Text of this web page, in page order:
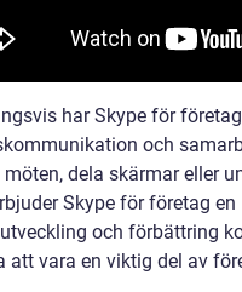
har Skype för
och
dela skärmar eller
Skype för företag
och förbättring
att vara en viktig del av